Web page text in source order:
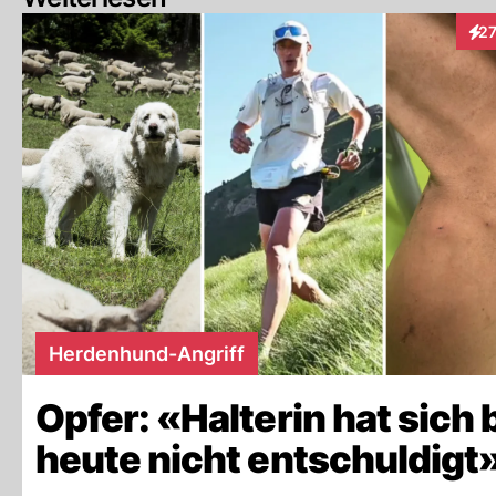
27
Herdenhund-Angriff
Opfer: «Halterin hat sich
heute nicht